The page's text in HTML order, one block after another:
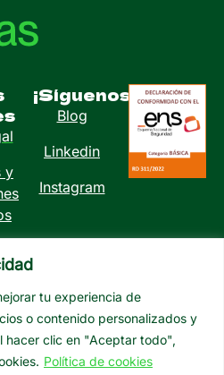
tu experiencia de
o contenido personalizados y
hacer clic en "Aceptar todo",
Política de cookies
y
¡Síguenos!
Blog
Linkedin
Instagram